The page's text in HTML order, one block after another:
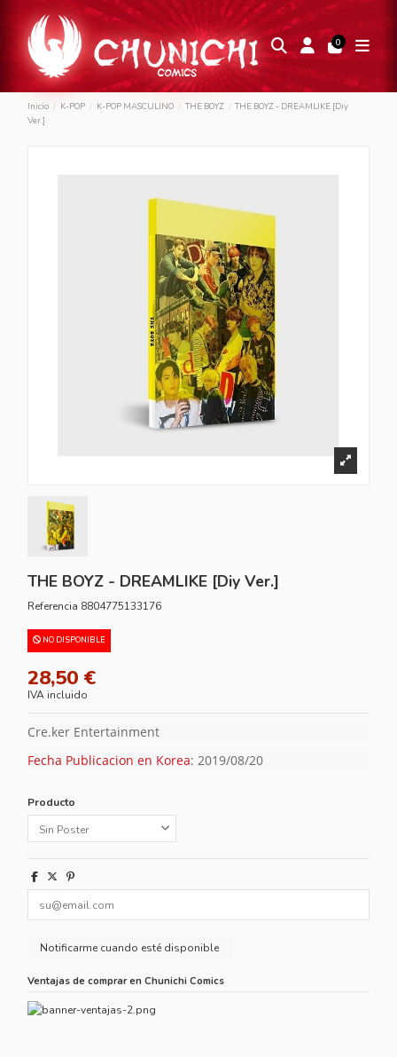
0
Inicio K-POP K-POP MASCULINO THE BOYZ
THE BOYZ - DREAMLIKE [Diy
Ver.]
THE BOYZ - DREAMLIKE [Diy Ver.]
Referencia 8804775133176
NO DISPONIBLE
28,50 €
IVA incluido
Cre.ker Entertainment
Fecha Publicacion en Korea: 2019/08/20
Producto
Ventajas de comprar en Chunichi Comics